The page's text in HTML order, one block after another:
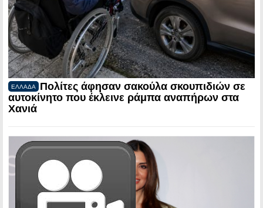
ΕΛΛΑΔΑ
Πολίτες άφησαν σακούλα σκουπιδιών σε
αυτοκίνητο που έκλεινε ράμπα αναπήρων στα
Χανιά